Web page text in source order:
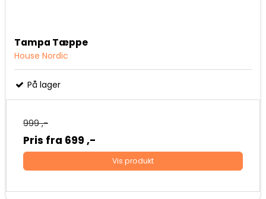
Tampa Tæppe
House Nordic
På lager
999 ,-
Pris fra 699 ,-
Vis produkt